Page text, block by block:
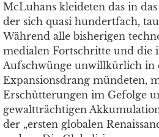
McLuhans kleideten das in
der sich quasi hundertfach,
Während alle bisherigen
medialen Fortschritte und die
Aufschwünge unwillkürlich in
Expansionsdrang mündeten,
Erschütterungen im Gefolge
gewaltträchtigen
der „ersten globalen